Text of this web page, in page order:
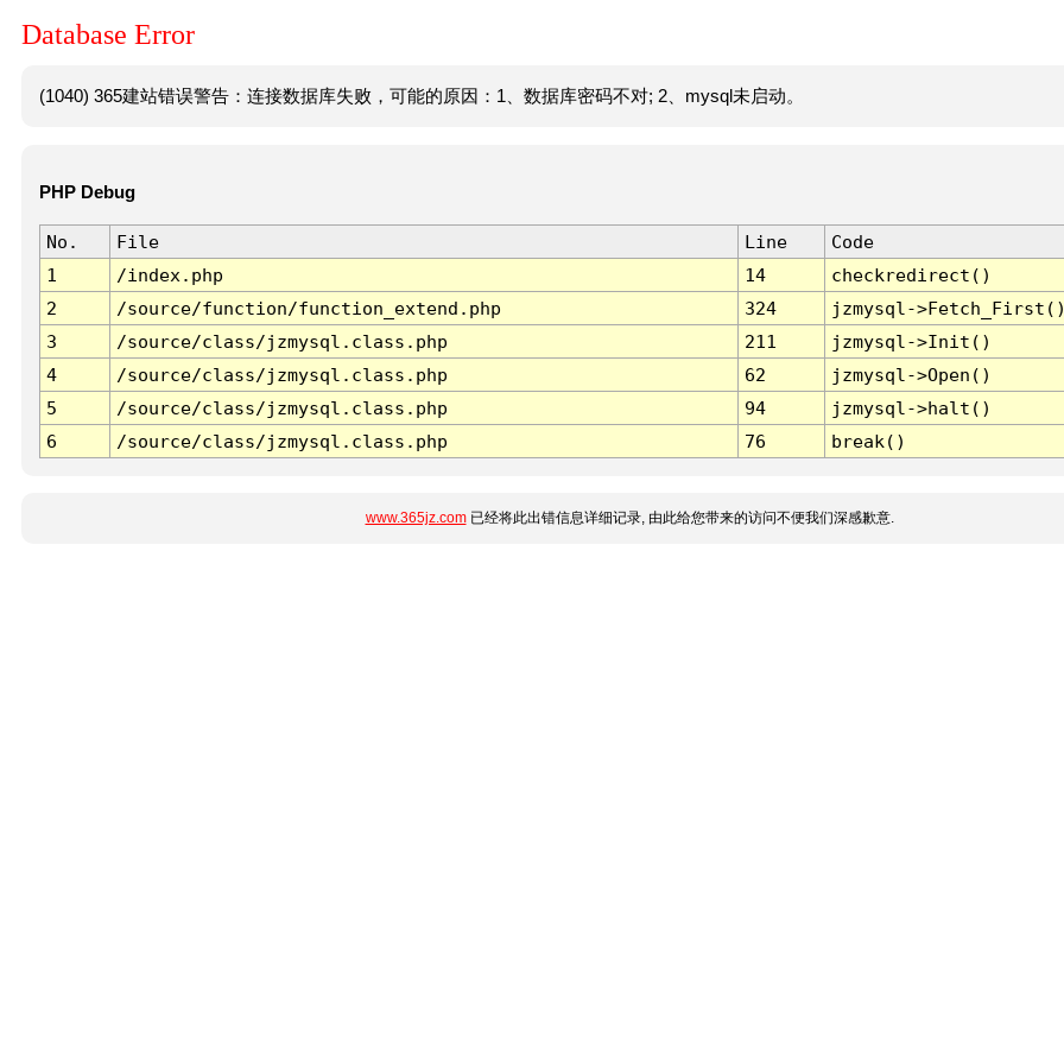
Database Error
(1040) 365建站错误警告：连接数据库失败，可能的原因：1、数据库密码不对; 2、mysql未启动。
PHP Debug
No. File Line
Code
1
/index.php 14
checkredirect()
2
/source/function/function_extend.php 324
jzmysql-
3
/source/class/jzmysql.class.php 211
jzmysql->Init()
4
/source/class/jzmysql.class.php 62
jzmysql->Open()
5
/source/class/jzmysql.class.php 94
jzmysql->halt()
6
/source/class/jzmysql.class.php 76 break()
www.365jz.com已经将此出错信息详细记录, 由此给您带来的访问不便我们深感歉意.